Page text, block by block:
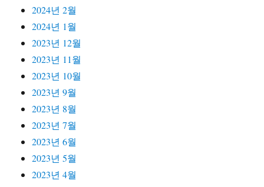
2024년 2월
2024년 1월
2023년 12월
2023년 11월
2023년 10월
2023년 9월
2023년 8월
2023년 7월
2023년 6월
2023년 5월
2023년 4월